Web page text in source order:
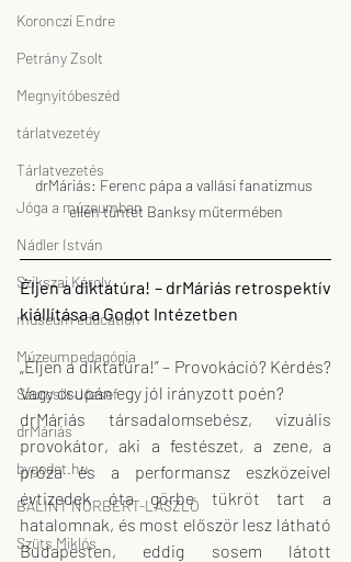
Koronczi Endre
Petrány Zsolt
Megnyitóbeszéd
tárlatvezetéy
Tárlatvezetés
Jóga a múzeumban
Nádler István
Szikszai Károly
museum education
Múzeumpedagógia
Szurcsik József
drMáriás
bygodot.hu
BÁLINT NORBERT-LÁSZLÓ
Szüts Miklós
drMáriás: Ferenc pápa a vallási fanatizmus
ellen tüntet Banksy műtermében
Éljen a diktatúra! – drMáriás retrospektív
kiállítása a Godot Intézetben
„Éljen a diktatúra!” – Provokáció? Kérdés?
Vagy csupán egy jól irányzott poén?
drMáriás társadalomsebész, vizuális
provokátor, aki a festészet, a zene, a
próza és a performansz eszközeivel
évtizedek óta görbe tükröt tart a
hatalomnak, és most először lesz látható
Budapesten, eddig sosem látott